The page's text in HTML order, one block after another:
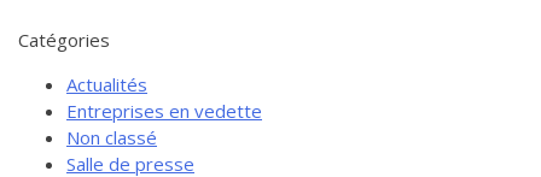
Catégories
Actualités
Entreprises en vedette
Non classé
Salle de presse